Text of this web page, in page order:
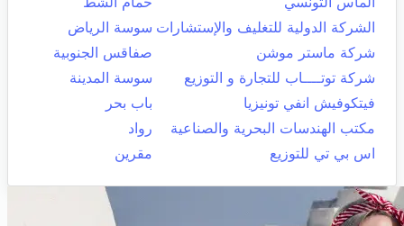
الشركة الدولية للتغليف والإستشارات سوسة الرياض
شركة ماستر موشن
صفاقس الجنوبية
شركة توتــــاب للتجارة و التوزيع
سوسة المدينة
فيتكوفيش انفي تونيزيا
باب بحر
مكتب الهندسات البحرية والصناعية
رواد
اس بي تي للتوزيع
مقرين